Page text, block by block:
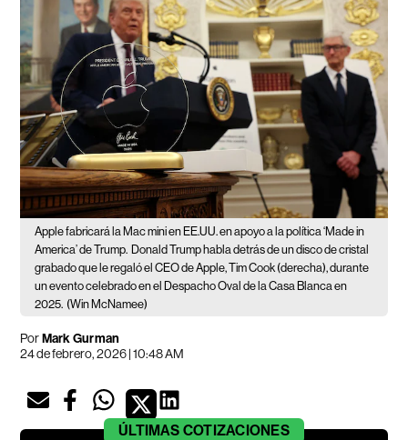
Apple fabricará la Mac mini en EE.UU. en apoyo a la política ‘Made in
America’ de Trump. Donald Trump habla detrás de un disco de cristal
grabado que le regaló el CEO de Apple, Tim Cook (derecha), durante
un evento celebrado en el Despacho Oval de la Casa Blanca en
2025. (Win McNamee)
PorMark Gurman
24 de febrero, 2026 | 10:48 AM
ÚLTIMAS COTIZACIONES